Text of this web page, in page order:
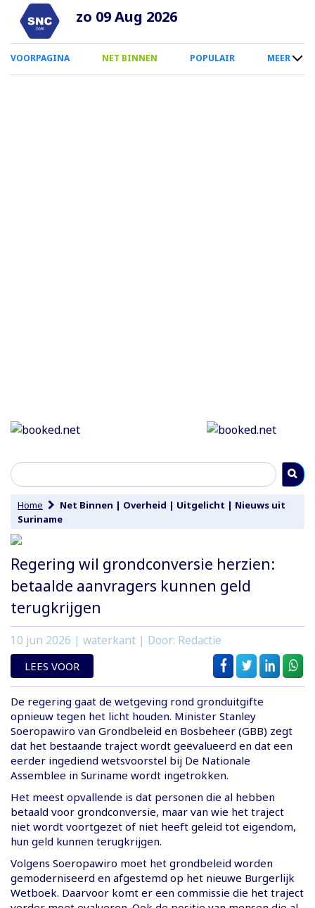
Overslaan
naar
inhoud
zo 09 Aug 2026
0
Smartphone
VOORPAGINA NET BINNEN POPULAIR MEER
Home Net Binnen | Overheid | Uitgelicht | Nieuws uit
Suriname
Regering wil grondconversie herzien:
betaalde aanvragers kunnen geld
terugkrijgen
10 jun 2026 | waterkant | Door: Redactie
LEES VOOR
De regering gaat de wetgeving rond gronduitgifte
opnieuw tegen het licht houden. Minister Stanley
Soeropawiro van Grondbeleid en Bosbeheer (GBB) zegt
dat het bestaande traject wordt geëvalueerd en dat een
eerder ingediend wetsvoorstel bij De Nationale
Assemblee in Suriname wordt ingetrokken.
Het meest opvallende is dat personen die al hebben
betaald voor grondconversie, maar van wie het traject
niet wordt voortgezet of niet heeft geleid tot eigendom,
hun geld kunnen terugkrijgen.
Volgens Soeropawiro moet het grondbeleid worden
gemoderniseerd en afgestemd op het nieuwe Burgerlijk
Wetboek. Daarvoor komt er een commissie die het traject